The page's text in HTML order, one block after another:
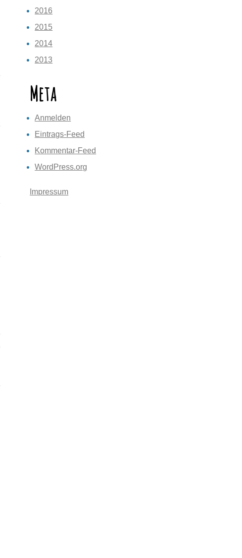
2016
2015
2014
2013
Meta
Anmelden
Eintrags-Feed
Kommentar-Feed
WordPress.org
Impressum